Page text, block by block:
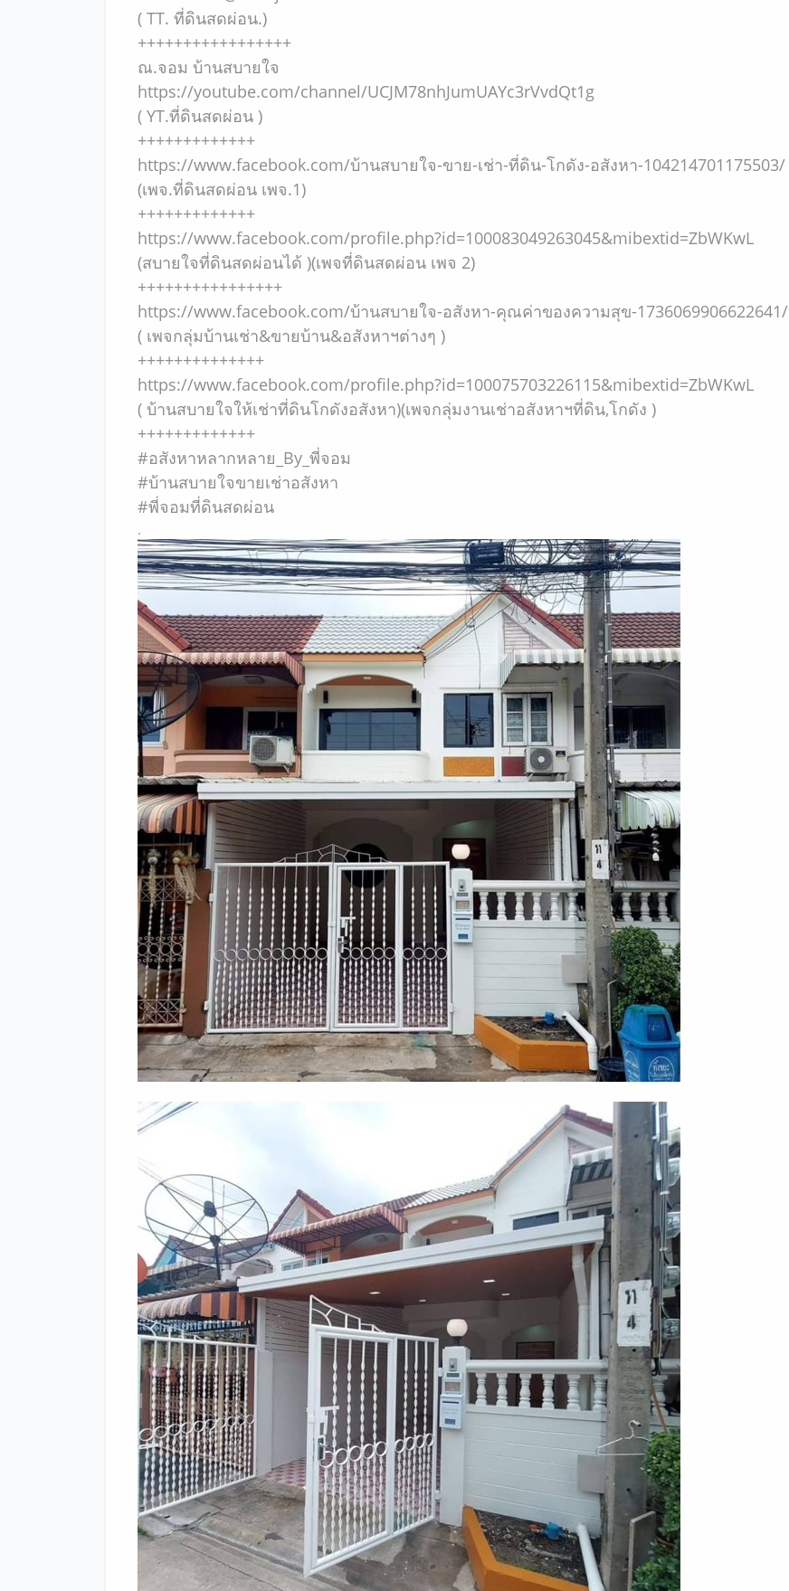
( TT. ที่ดินสดผ่อน.)
+++++++++++++++++
ณ.จอม บ้านสบายใจ
https://youtube.com/channel/UCJM78nhJumUAYc3rVvdQt1g
( YT.ที่ดินสดผ่อน )
+++++++++++++
https://www.facebook.com/บ้านสบายใจ-ขาย-เช่า-ที่ดิน-โกดัง-อสังหา-104214701175503/
(เพจ.ที่ดินสดผ่อน เพจ.1)
+++++++++++++
https://www.facebook.com/profile.php?id=100083049263045&mibextid=ZbWKwL
(สบายใจที่ดินสดผ่อนได้ )(เพจที่ดินสดผ่อน เพจ 2)
++++++++++++++++
https://www.facebook.com/บ้านสบายใจ-อสังหา-คุณค่าของความสุข-1736069906622641/
( เพจกลุ่มบ้านเช่า&ขายบ้าน&อสังหาฯต่างๆ )
++++++++++++++
https://www.facebook.com/profile.php?id=100075703226115&mibextid=ZbWKwL
( บ้านสบายใจให้เช่าที่ดินโกดังอสังหา)(เพจกลุ่มงานเช่าอสังหาฯที่ดิน,โกดัง )
+++++++++++++
#อสังหาหลากหลาย_By_พี่จอม
#บ้านสบายใจขายเช่าอสังหา
#พี่จอมที่ดินสดผ่อน
.